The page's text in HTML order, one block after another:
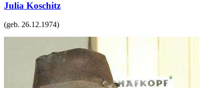
Julia Koschitz
(geb. 26.12.1974)